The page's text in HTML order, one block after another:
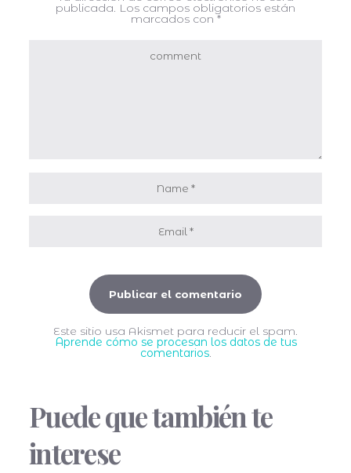
publicada. Los campos obligatorios están
marcados con *
Este sitio usa Akismet para reducir el spam.
Aprende cómo se procesan los datos de tus
comentarios.
Puede que también te
interese